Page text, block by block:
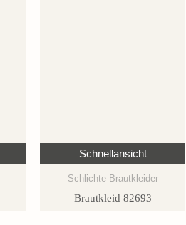
Schnellansicht
Schlichte Brautkleider
Brautkleid 82693